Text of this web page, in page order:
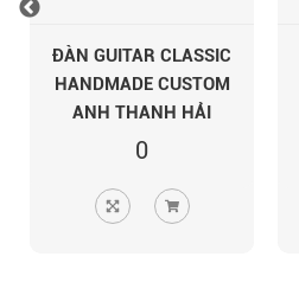
ĐÀN GUITAR CLASSIC
HANDMADE CUSTOM
ANH THANH HẢI
0